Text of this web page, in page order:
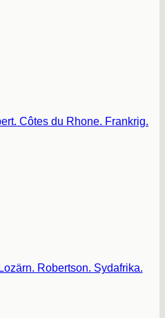
Côtes du Rhone. Frankrig.